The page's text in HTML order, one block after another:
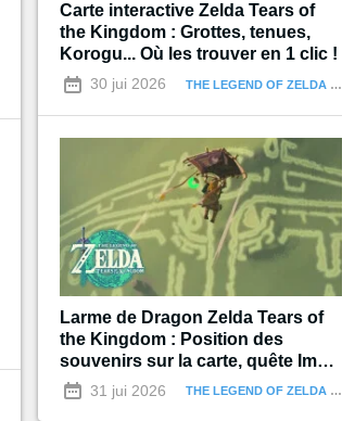
Carte interactive Zelda Tears of
the Kingdom : Grottes, tenues,
Korogu... Où les trouver en 1 clic !
30 jui 2026 THE LEGEND OF ZELDA : TEARS OF THE KINGDOM
Larme de Dragon Zelda Tears of
the Kingdom : Position des
souvenirs sur la carte, quête Impa
et les Géoglyphes
31 jui 2026 THE LEGEND OF ZELDA : TEARS OF THE KINGDOM